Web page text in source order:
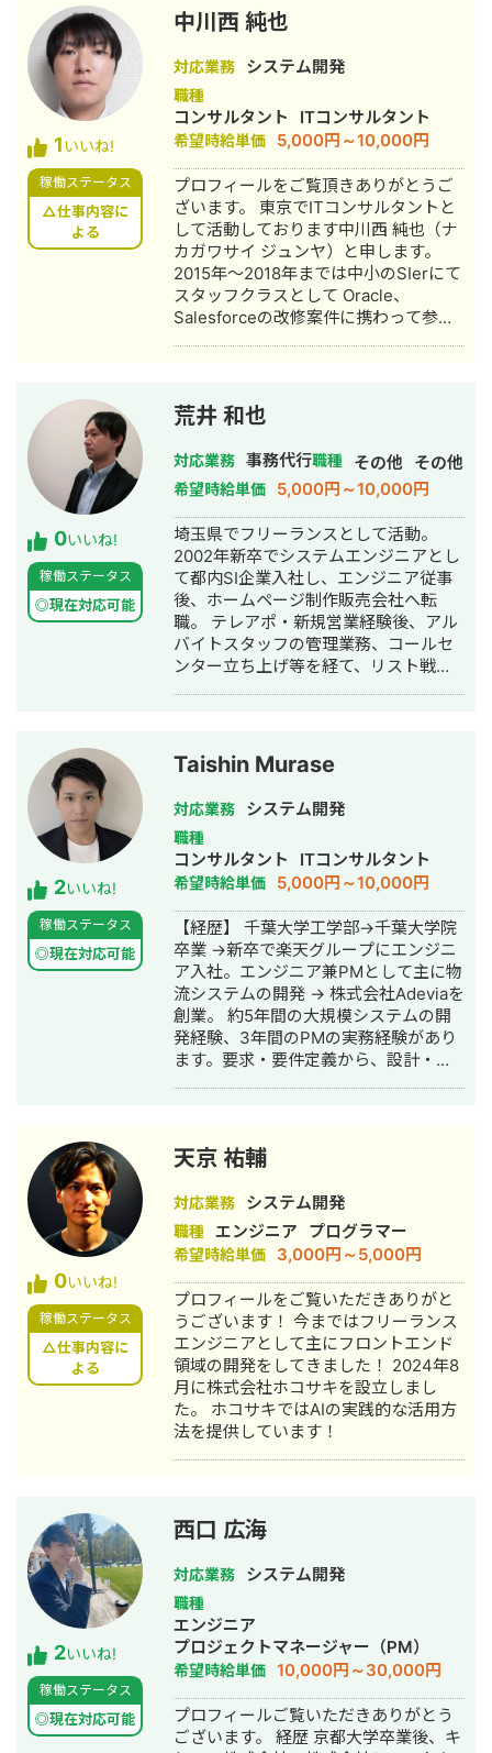
というYouTubeチャンネルの運用をし
ています。 https://www.doctor-
voice.com/ 今まで下記の案件に携わっ
てきました。 【マーケティング支援】
・テレビ広告運用/広告によるDL数・売
上の効果測定（WEBサービス） ・テレ
ビ広告運用/ニコニコ動画内番組運営
（WEBサービス） ・交通広告(新橋・
東京・新宿・有楽町・大阪・名古屋に
て展開)/駅前でのイベント実施・運営
（WEBサービス） ・テレビス広告、
web記事型広告、SNS広告運用/グルー
プインタビュー/定量調査(医療機器) ・
メール配信最適化(通信キャリア) ・売
上時系列解析(調査会社) ・アンケート
データ解析(調査会社) 【コンサルティ
化(通信キャリア) ・サービス改善提案
(通信キャリア) ・IoTセンサーデータ解
析(調査会社) ・売上げ時系列解析(調査
会社) ・コンバージョン要因解析(WEB
サービス) ・テキスト処理による法律文
書自動構成アドバイザリー（法律）
【ヘルスケアアプリ・ドクターボイ
ス】 患者さんが医師との会話を音声メ
モで記録するアプリを開発・運用して
います。 https://www.doctor-
voice.com/ 【YouTubeチャンネル運
用】 患者さん体験記というYouTubeチ
ャンネルを運用しています。
https://www.youtube.com/channel/
hashimoto.booth.pm/items/1040539
1いいね!
稼働ステータス
△仕事内容に
よる
中川西 純也
対応業務 システム開発
職種
コンサルタント ITコンサルタント
希望時給単価 5,000円～10,000円
プロフィールをご覧頂きありがとうご
ざいます。 東京でITコンサルタントと
して活動しております中川西 純也（ナ
カガワサイ ジュンヤ）と申します。
2015年～2018年までは中小のSIerにて
スタッフクラスとして Oracle、
Salesforceの改修案件に携わって参り
として Salesforceの導入、改修プロジ
ェクトに参画し ServiceCloudを利用し
たチャット機能の導入や受発注管理シ
ステムの構築、 SalesforceとSAPとの
データ連携の開発、 コールセンター業
務支援システムの導入を担当しまし
た。 2022年6月～12月まではアビーム
コンサルティング株式会社にて シニア
コンサルタントとして化学素材メーカ
ーへのSalesforce改修プロジェクトへ
参画し システム全体のアーキテクチャ
やデータ連携方式の構想策定を担当し
ました。 現在はITコンサルタントとし
て独立し、 Salesforceを利用したコー
0いいね!
稼働ステータス
◎現在対応可能
荒井 和也
対応業務 事務代行職種 その他 その他
希望時給単価 5,000円～10,000円
埼玉県でフリーランスとして活動。
2002年新卒でシステムエンジニアとし
て都内SI企業入社し、エンジニア従事
後、ホームページ制作販売会社へ転
職。 テレアポ・新規営業経験後、アル
バイトスタッフの管理業務、コールセ
ンター立ち上げ等を経て、リスト戦略
月間受注数60件以上を創出。 その後、
新会社立ち上げメンバーを経験。のち
2020年に独立。 取引実績30社以上。
■お問い合わせ こちらをクリックしフ
ォームからお問い合わせください。
2いいね!
稼働ステータス
◎現在対応可能
Taishin Murase
対応業務 システム開発
職種
コンサルタント ITコンサルタント
希望時給単価 5,000円～10,000円
【経歴】 千葉大学工学部→千葉大学院
卒業 →新卒で楽天グループにエンジニ
ア入社。エンジニア兼PMとして主に物
流システムの開発 → 株式会社Adeviaを
創業。 約5年間の大規模システムの開
発経験、3年間のPMの実務経験があり
ます。要求・要件定義から、設計・実
0いいね!
稼働ステータス
△仕事内容に
よる
天京 祐輔
対応業務 システム開発
職種 エンジニア プログラマー
希望時給単価 3,000円～5,000円
プロフィールをご覧いただきありがと
うございます！ 今まではフリーランス
エンジニアとして主にフロントエンド
領域の開発をしてきました！ 2024年8
月に株式会社ホコサキを設立しまし
た。 ホコサキではAIの実践的な活用方
法を提供しています！
2いいね!
稼働ステータス
◎現在対応可能
西口 広海
対応業務 システム開発
職種
エンジニア
プロジェクトマネージャー（PM）
希望時給単価 10,000円～30,000円
プロフィールご覧いただきありがとう
ございます。 経歴 京都大学卒業後、キ